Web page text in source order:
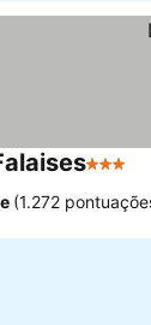
3
(1.272